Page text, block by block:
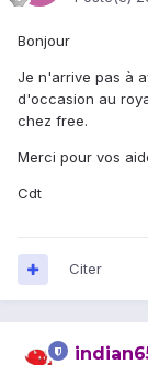
Bonjour
Je n'arrive pas à
d'occasion au
chez free.
Merci pour vos
Cdt
Citer